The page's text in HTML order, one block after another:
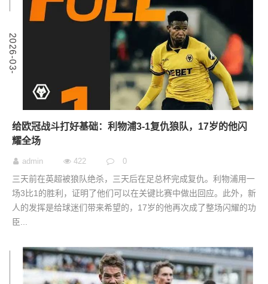
2
0
2
6
-
0
3
-
0
给欧冠战斗打好基础：利物浦3-1复仇狼队，17岁的他闪
耀全场
admin 422 0
三天前在英超被狼队绝杀，三天后在足总杯完成复仇。利物浦用一
场3比1的胜利，证明了他们可以在关键比赛中做出回应。此外，新
人的发挥是给球迷们带来希望的，17岁的他再次成了整场闪耀的功
臣...